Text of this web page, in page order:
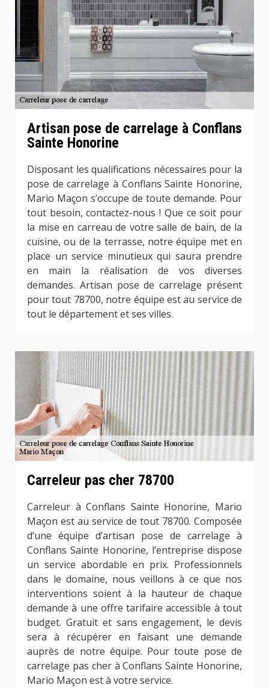
Artisan pose de carrelage à Conflans
Sainte Honorine
Disposant les qualifications nécessaires pour la
pose de carrelage à Conflans Sainte Honorine,
Mario Maçon s’occupe de toute demande. Pour
tout besoin, contactez-nous ! Que ce soit pour
la mise en carreau de votre salle de bain, de la
cuisine, ou de la terrasse, notre équipe met en
place un service minutieux qui saura prendre
en main la réalisation de vos diverses
demandes. Artisan pose de carrelage présent
pour tout 78700, notre équipe est au service de
tout le département et ses villes.
Carreleur pas cher 78700
Carreleur à Conflans Sainte Honorine, Mario
Maçon est au service de tout 78700. Composée
d’une équipe d’artisan pose de carrelage à
Conflans Sainte Honorine, l’entreprise dispose
un service abordable en prix. Professionnels
dans le domaine, nous veillons à ce que nos
interventions soient à la hauteur de chaque
demande à une offre tarifaire accessible à tout
budget. Gratuit et sans engagement, le devis
sera à récupérer en faisant une demande
auprès de notre équipe. Pour toute pose de
carrelage pas cher à Conflans Sainte Honorine,
Mario Maçon est à votre service.